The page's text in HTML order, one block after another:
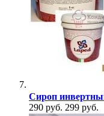
Сироп
290 руб. 299 руб.